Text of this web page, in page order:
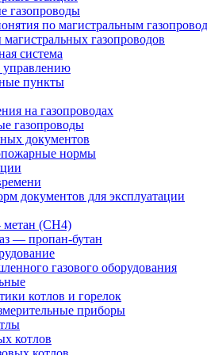
газопроводы
по магистральным
газопроводов
система
пункты
на газопроводах
газопроводы
документов
нормы
документов для эксплуатации
(CH4)
— пропан-бутан
газового оборудования
котлов и горелок
приборы
котлов